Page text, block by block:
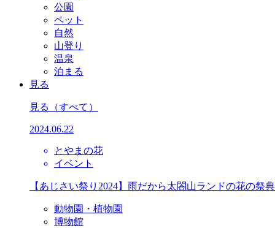
公園
ペット
自然
山登り
温泉
泊まる
見る
見る （すべて）
2024.06.22
とやまの花
イベント
【あじさい祭り2024】雨だから太閤山ランドの花の祭
動物園・植物園
博物館